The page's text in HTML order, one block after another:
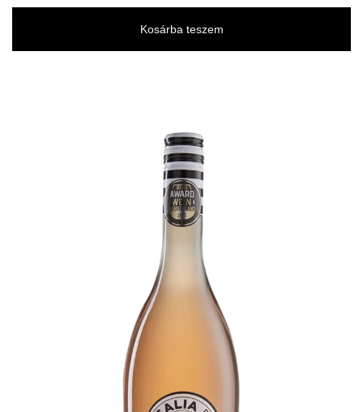
Kosárba teszem